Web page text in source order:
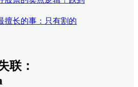
擅长的事：只有割的
联：